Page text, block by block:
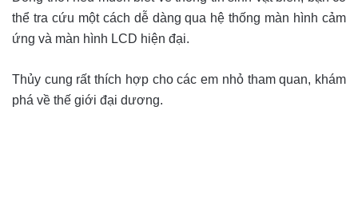
thể tra cứu một cách dễ dàng qua hệ thống màn hình cảm
ứng và màn hình LCD hiện đại.
Thủy cung rất thích hợp cho các em nhỏ tham quan, khám
phá về thế giới đại dương.